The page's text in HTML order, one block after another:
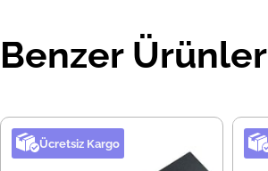
Benzer Ürünler
Ücretsiz Kargo